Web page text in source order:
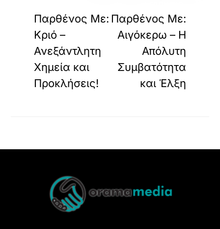
Παρθένος Με:
Κριό –
Ανεξάντλητη
Χημεία και
Προκλήσεις!
Παρθένος Με:
Αιγόκερω – Η
Απόλυτη
Συμβατότητα
και Έλξη
To